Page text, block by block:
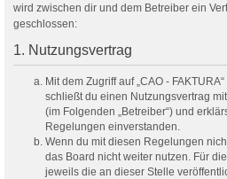
wird zwischen dir und dem Betreiber ein
geschlossen:
1. Nutzungsvertrag
Mit dem Zugriff auf „CAO -
schließt du einen Nutzungsvertrag
(im Folgenden „Betreiber“) und
Regelungen einverstanden.
Wenn du mit diesen Regelungen
das Board nicht weiter nutzen. Für
jeweils die an dieser Stelle